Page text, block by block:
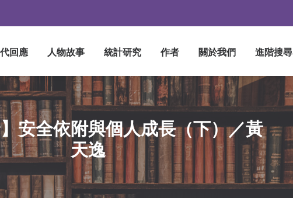
回應 人物故事 統計研究 作者 關於我們 進階搜尋
安全依附與個人成長（下）／黃
天逸